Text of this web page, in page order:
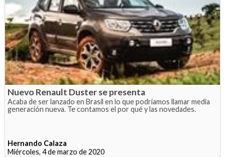
Nuevo Renault Duster se presenta
Acaba de ser lanzado en Brasil en lo que podríamos llamar media
generación nueva. Te contamos el por qué y las novedades.
Hernando Calaza
Miércoles, 4 de marzo de 2020